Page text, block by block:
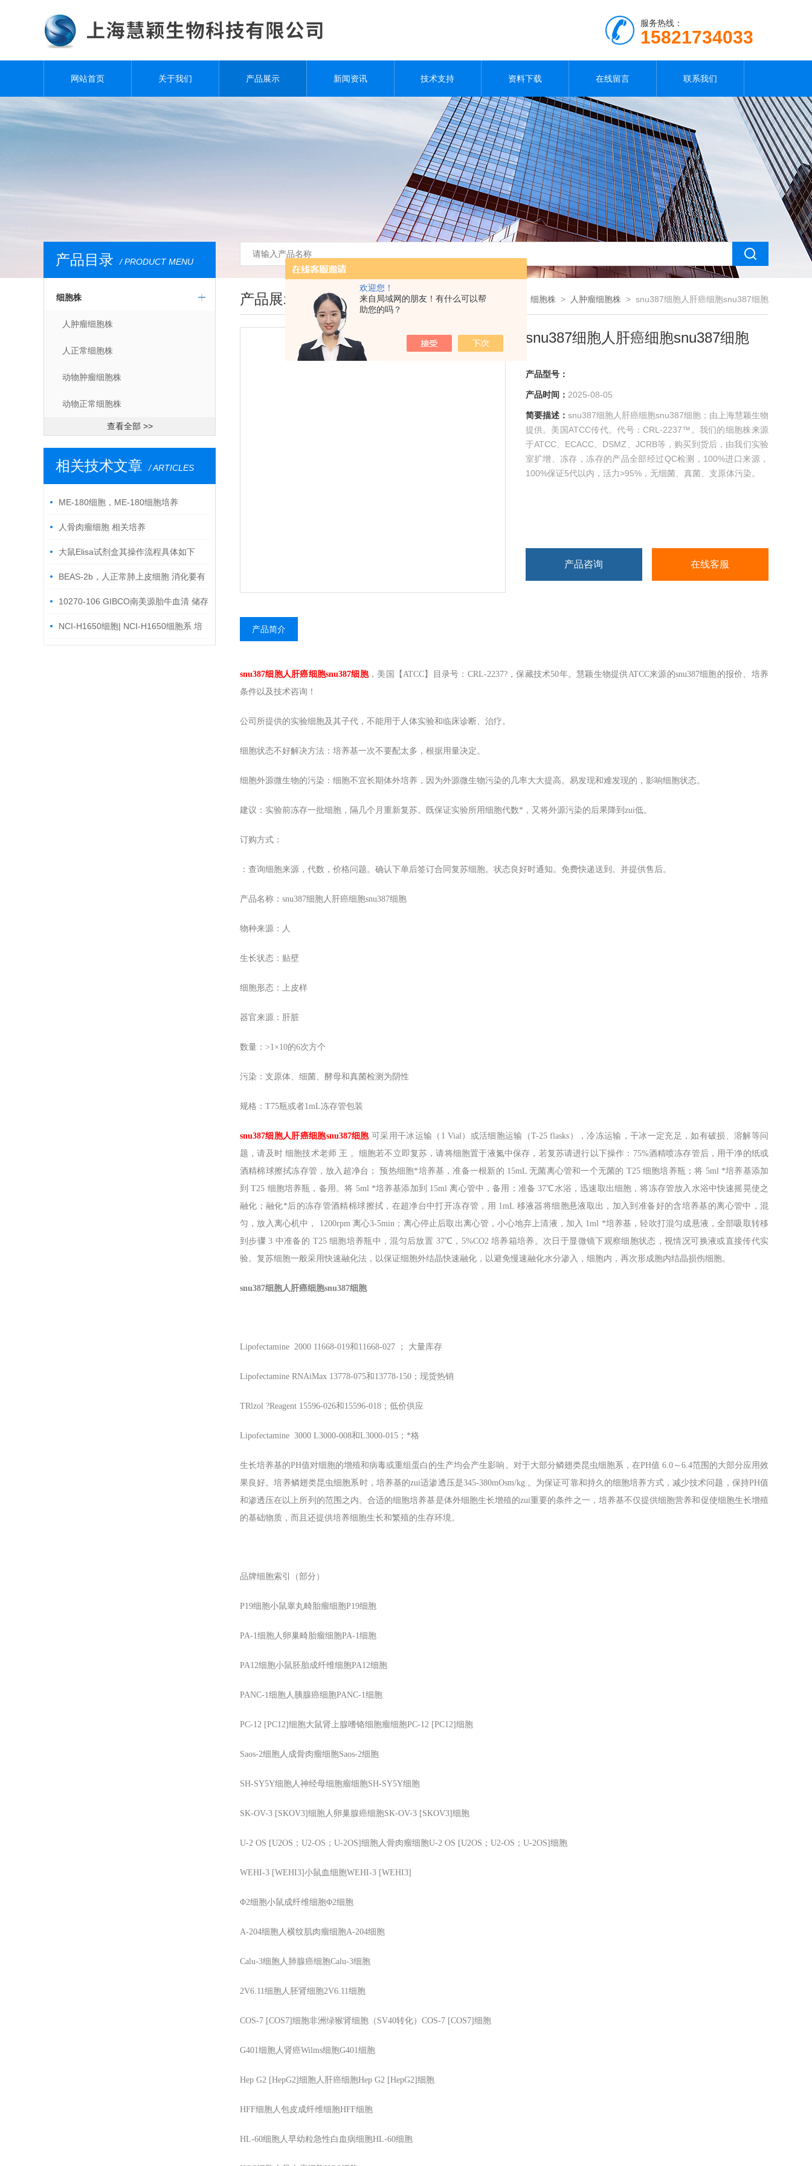
欢迎您！
来自局域网的朋友！有什么可以帮
助您的吗？
服务热线：
15821734033
网站首页 关于我们 产品展示 新闻资讯 技术支持 资料下载 在线留言 联系我们
产品目录 / PRODUCT MENU
细胞株
人肿瘤细胞株
人正常细胞株
动物肿瘤细胞株
动物正常细胞株
查看全部 >>
相关技术文章 / ARTICLES
ME-180细胞，ME-180细胞培养
人骨肉瘤细胞 相关培养
大鼠Elisa试剂盒其操作流程具体如下
BEAS-2b，人正常肺上皮细胞 消化要有
个度10270-106 GIBCO南美源胎牛血清 储存
及使用
NCI-H1650细胞| NCI-H1650细胞系 培
产品展示 您现在的位置：首页>产品展示 细胞株 > 人肿瘤细胞株 > snu387细胞人肝癌细胞snu387细胞
snu387细胞人肝癌细胞snu387细胞
产品型号：
产品时间： 2025-08-05
简要描述： snu387细胞人肝癌细胞snu387细胞；由上海慧颖生物
提供。美国ATCC传代。代号：CRL-2237™。我们的细胞株来源
于ATCC、ECACC、DSMZ、JCRB等，购买到货后，由我们实验
室扩增、冻存，冻存的产品全部经过QC检测，100%进口来源，
100%保证5代以内，活力>95%，无细菌、真菌、支原体污染。
产品咨询 在线客服
产品简介
snu387细胞人肝癌细胞snu387细胞，美国【ATCC】目录号：CRL-2237?，保藏技术50年。慧颖生物提供ATCC来源的snu387细胞的报价、培养
条件以及技术咨询！
公司所提供的实验细胞及其子代，不能用于人体实验和临床诊断、治疗。
细胞状态不好解决方法：培养基一次不要配太多，根据用量决定。
细胞外源微生物的污染：细胞不宜长期体外培养，因为外源微生物污染的几率大大提高。易发现和难发现的，影响细胞状态。
建议：实验前冻存一批细胞，隔几个月重新复苏。既保证实验所用细胞代数*，又将外源污染的后果降到zui低。
订购方式：
：查询细胞来源，代数，价格问题。确认下单后签订合同复苏细胞。状态良好时通知。免费快递送到。并提供售后。
产品名称：snu387细胞人肝癌细胞snu387细胞
物种来源：人
生长状态：贴壁
细胞形态：上皮样
器官来源：肝脏
数量：>1×10的6次方个
污染：支原体、细菌、酵母和真菌检测为阴性
规格：T75瓶或者1mL冻存管包装
snu387细胞人肝癌细胞snu387细胞 可采用干冰运输（1 Vial）或活细胞运输（T-25 flasks），冷冻运输，干冰一定充足，如有破损、溶解等问
题，请及时 细胞技术老师 王 。细胞若不立即复苏，请将细胞置于液氮中保存，若复苏请进行以下操作：75%酒精喷冻存管后，用干净的纸或
酒精棉球擦拭冻存管，放入超净台； 预热细胞*培养基，准备一根新的 15mL 无菌离心管和一个无菌的 T25 细胞培养瓶；将 5ml *培养基添加
到 T25 细胞培养瓶，备用。将 5ml *培养基添加到 15ml 离心管中，备用；准备 37℃水浴，迅速取出细胞，将冻存管放入水浴中快速摇晃使之
融化；融化*后的冻存管酒精棉球擦拭，在超净台中打开冻存管，用 1mL 移液器将细胞悬液取出，加入到准备好的含培养基的离心管中，混
匀，放入离心机中， 1200rpm 离心3-5min；离心停止后取出离心管，小心地弃上清液，加入 1ml *培养基，轻吹打混匀成悬液，全部吸取转移
到步骤 3 中准备的 T25 细胞培养瓶中，混匀后放置 37℃，5%CO2 培养箱培养。次日于显微镜下观察细胞状态，视情况可换液或直接传代实
验。复苏细胞一般采用快速融化法，以保证细胞外结晶快速融化，以避免慢速融化水分渗入，细胞内，再次形成胞内结晶损伤细胞。
snu387细胞人肝癌细胞snu387细胞
Lipofectamine 2000 11668-019和11668-027 ； 大量库存
Lipofectamine RNAiMax 13778-075和13778-150；现货热销
TRlzol ?Reagent 15596-026和15596-018；低价供应
Lipofectamine 3000 L3000-008和L3000-015；*格
生长培养基的PH值对细胞的增殖和病毒或重组蛋白的生产均会产生影响。对于大部分鳞翅类昆虫细胞系，在PH值 6.0～6.4范围的大部分应用效
果良好。培养鳞翅类昆虫细胞系时，培养基的zui适渗透压是345-380mOsm/kg.。为保证可靠和持久的细胞培养方式，减少技术问题，保持PH值
和渗透压在以上所列的范围之内。合适的细胞培养基是体外细胞生长增殖的zui重要的条件之一，培养基不仅提供细胞营养和促使细胞生长增殖
的基础物质，而且还提供培养细胞生长和繁殖的生存环境。
品牌细胞索引（部分）
P19细胞小鼠睾丸畸胎瘤细胞P19细胞
PA-1细胞人卵巢畸胎瘤细胞PA-1细胞
PA12细胞小鼠胚胎成纤维细胞PA12细胞
PANC-1细胞人胰腺癌细胞PANC-1细胞
PC-12 [PC12]细胞大鼠肾上腺嗜铬细胞瘤细胞PC-12 [PC12]细胞
Saos-2细胞人成骨肉瘤细胞Saos-2细胞
SH-SY5Y细胞人神经母细胞瘤细胞SH-SY5Y细胞
SK-OV-3 [SKOV3]细胞人卵巢腺癌细胞SK-OV-3 [SKOV3]细胞
U-2 OS [U2OS ；U2-OS；U-2OS]细胞人骨肉瘤细胞U-2 OS [U2OS；U2-OS；U-2OS]细胞
WEHI-3 [WEHI3]小鼠血细胞WEHI-3 [WEHI3]
Φ2细胞小鼠成纤维细胞Φ2细胞
A-204细胞人横纹肌肉瘤细胞A-204细胞
Calu-3细胞人肺腺癌细胞Calu-3细胞
2V6.11细胞人胚肾细胞2V6.11细胞
COS-7 [COS7]细胞非洲绿猴肾细胞（SV40转化）COS-7 [COS7]细胞
G401细胞人肾癌Wilms细胞G401细胞
Hep G2 [HepG2]细胞人肝癌细胞Hep G2 [HepG2]细胞
HFF细胞人包皮成纤维细胞HFF细胞
HL-60细胞人早幼粒急性白血病细胞HL-60细胞